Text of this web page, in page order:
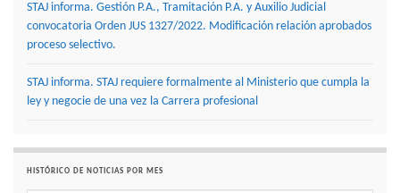
STAJ informa. Gestión P.A., Tramitación P.A. y Auxilio Judicial
convocatoria Orden JUS 1327/2022. Modificación relación aprobados
proceso selectivo.
STAJ informa. STAJ requiere formalmente al Ministerio que cumpla la
ley y negocie de una vez la Carrera profesional
HISTÓRICO DE NOTICIAS POR MES